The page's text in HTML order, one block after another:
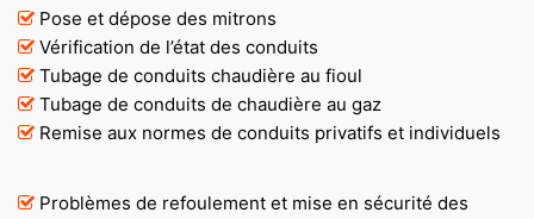
Pose et dépose des mitrons
Vérification de l’état des conduits
Tubage de conduits chaudière au fioul
Tubage de conduits de chaudière au gaz
Remise aux normes de conduits privatifs et individuels
Problèmes de refoulement et mise en sécurité des